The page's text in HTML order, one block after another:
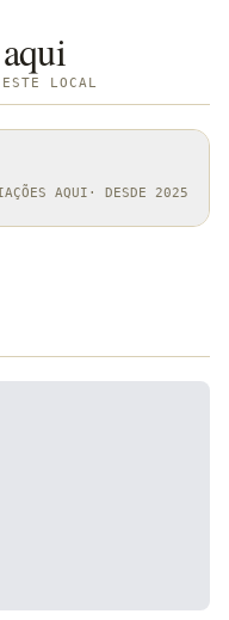
aqui
LOCAL
AQUI · DESDE 2025